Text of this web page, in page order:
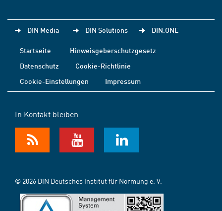
DIN Media DIN Solutions DIN.ONE
Startseite
Hinweisgeberschutzgesetz
Datenschutz
Cookie-Richtlinie
Cookie-Einstellungen
Impressum
In Kontakt bleiben
© 2026 DIN Deutsches Institut für Normung e. V.